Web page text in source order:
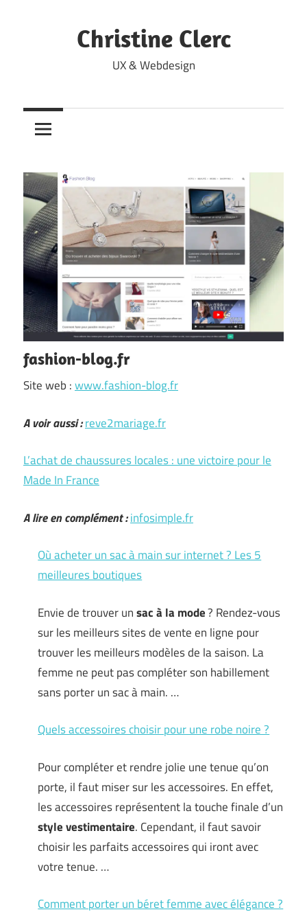
Christine Clerc
UX & Webdesign
fashion-blog.fr
Site web :www.fashion-blog.fr
A voir aussi :reve2mariage.fr
L’achat de chaussures locales : une victoire pour le
Made In France
A lire en complément :infosimple.fr
Où acheter un sac à main sur internet ? Les 5
meilleures boutiques
Envie de trouver unsac à la mode? Rendez-vous
sur les meilleurs sites de vente en ligne pour
trouver les meilleurs modèles de la saison. La
femme ne peut pas compléter son habillement
sans porter un sac à main. …
Quels accessoires choisir pour une robe noire ?
Pour compléter et rendre jolie une tenue qu’on
porte, il faut miser sur les accessoires. En effet,
les accessoires représentent la touche finale d’un
style vestimentaire. Cependant, il faut savoir
choisir les parfaits accessoires qui iront avec
votre tenue. …
Comment porter un béret femme avec élégance ?